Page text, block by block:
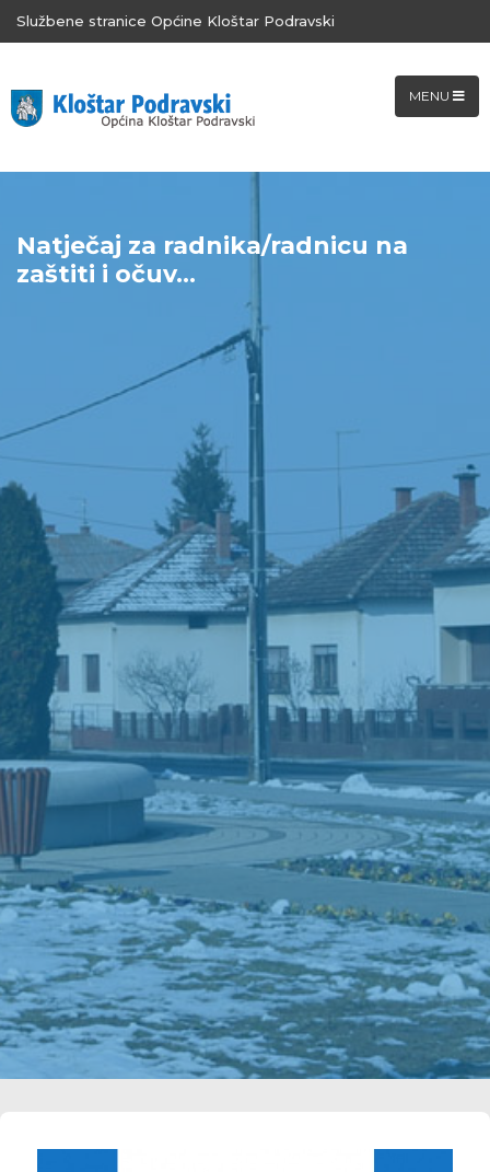
Službene stranice Općine Kloštar Podravski
MENU
Natječaj za radnika/radnicu na
zaštiti i očuv...